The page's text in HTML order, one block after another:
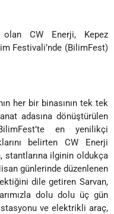
CW Enerji, Kepez
Festivali’nde (BilimFest)
her bir binasının tek tek
adasına dönüştürülen
en yenilikçi
belirten CW Enerji
stantlarına ilginin oldukça
günlerinde düzenlenen
dile getiren Sarvan,
dolu dolu üç gün
ve elektrikli araç,